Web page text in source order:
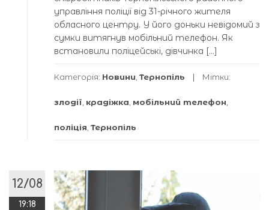
управління поліції від 31-річного жителя
обласного центру. У його доньки невідомий з
сумки витягнув мобільний телефон. Як
встановили поліцейські, дівчинка […]
Категорія: Новини Тернопіль Мітки:
злодії крадіжка мобільний телефон
поліція Тернопіль
12/08
19:18